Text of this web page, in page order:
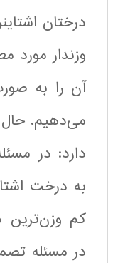
درختان
وزندار مورد
می‌دهیم.
دارد: در
به درخت
کم وزن‌ترین